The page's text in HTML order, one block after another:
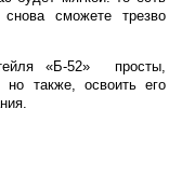
сможете трезво
«Б-52» просты,
но также, освоить его